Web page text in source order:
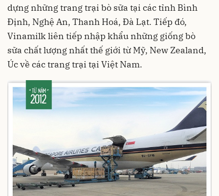
dựng những trang trại bò sữa tại các tỉnh Bình
Định, Nghệ An, Thanh Hoá, Đà Lạt. Tiếp đó,
Vinamilk liên tiếp nhập khẩu những giống bò
sữa chất lượng nhất thế giới từ Mỹ, New Zealand,
Úc về các trang trại tại Việt Nam.